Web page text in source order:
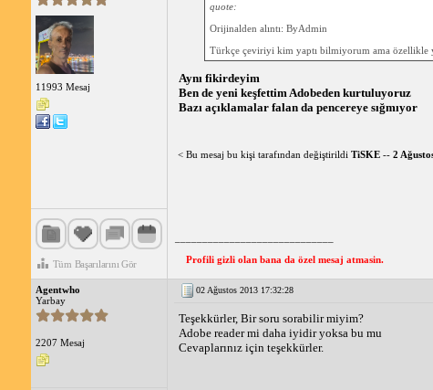
11993 Mesaj
Tüm Başarılarını Gör
quote:
Orijinalden alıntı: ByAdmin
Türkçe çeviriyi kim yaptı bilmiyorum ama özellikle
Aynı fikirdeyim
Ben de yeni keşfettim Adobeden kurtuluyoruz
Bazı açıklamalar falan da pencereye sığmıyor
< Bu mesaj bu kişi tarafından değiştirildi TiSKE-- 2
Profili gizli olan bana da özel mesaj atmasin.
Agentwho
Yarbay
2207 Mesaj
02 Ağustos 2013 17:32:28
Teşekkürler, Bir soru sorabilir miyim?
Adobe reader mi daha iyidir yoksa bu mu
Cevaplarınız için teşekkürler.